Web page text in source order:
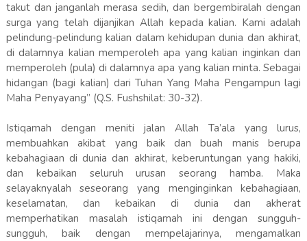
takut dan janganlah merasa sedih, dan bergembiralah dengan
surga yang telah dijanjikan Allah kepada kalian. Kami adalah
pelindung-pelindung kalian dalam kehidupan dunia dan akhirat,
di dalamnya kalian memperoleh apa yang kalian inginkan dan
memperoleh (pula) di dalamnya apa yang kalian minta. Sebagai
hidangan (bagi kalian) dari Tuhan Yang Maha Pengampun lagi
Maha Penyayang” (Q.S. Fushshilat: 30-32).
Istiqamah dengan meniti jalan Allah Ta’ala yang lurus,
membuahkan akibat yang baik dan buah manis berupa
kebahagiaan di dunia dan akhirat, keberuntungan yang hakiki,
dan kebaikan seluruh urusan seorang hamba. Maka
selayaknyalah seseorang yang menginginkan kebahagiaan,
keselamatan, dan kebaikan di dunia dan akherat
memperhatikan masalah istiqamah ini dengan sungguh-
sungguh, baik dengan mempelajarinya, mengamalkan